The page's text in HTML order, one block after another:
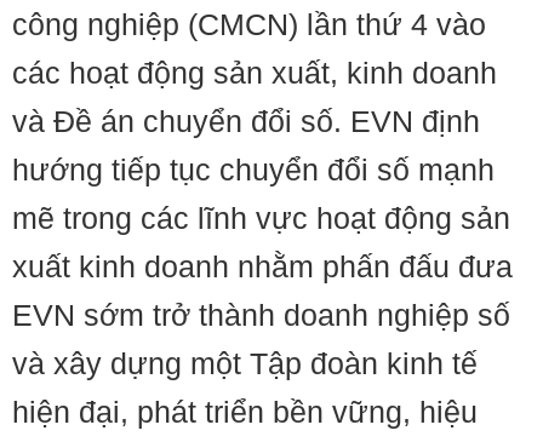
công nghiệp (CMCN) lần thứ 4 vào
các hoạt động sản xuất, kinh doanh
và Đề án chuyển đổi số. EVN định
hướng tiếp tục chuyển đổi số mạnh
mẽ trong các lĩnh vực hoạt động sản
xuất kinh doanh nhằm phấn đấu đưa
EVN sớm trở thành doanh nghiệp số
và xây dựng một Tập đoàn kinh tế
hiện đại, phát triển bền vững, hiệu